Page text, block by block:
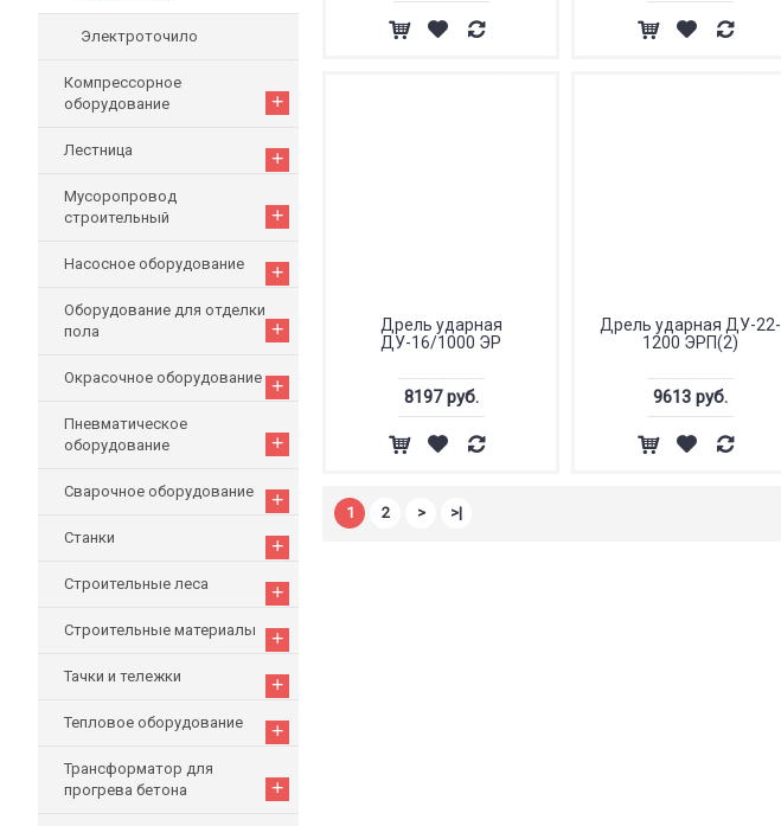
Электроточило
Компрессорное
оборудование
+
Лестница +
Мусоропровод
строительный
+
Насосное оборудование +
Оборудование для отделки
пола
+
Окрасочное оборудование +
Пневматическое
оборудование
+
Сварочное оборудование +
Станки +
Строительные леса +
Строительные материалы +
Тачки и тележки +
Тепловое оборудование +
Трансформатор для
прогрева бетона
+
Дрель ударная
ДУ-16/1000 ЭР
8197 руб.
Дрель ударная ДУ-22-
1200 ЭРП(2)
9613 руб.
1 2 > >|